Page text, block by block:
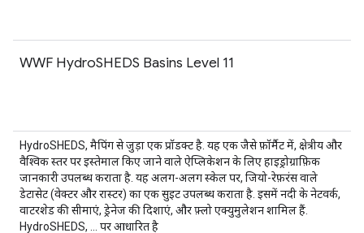
WWF HydroSHEDS Basins Level 11
HydroSHEDS, मैपिंग से जुड़ा एक प्रॉडक्ट है. यह एक जैसे फ़ॉर्मैट में, क्षेत्रीय और
वैश्विक स्तर पर इस्तेमाल किए जाने वाले ऐप्लिकेशन के लिए हाइड्रोग्राफ़िक
जानकारी उपलब्ध कराता है. यह अलग-अलग स्केल पर, जियो-रेफ़रंस वाले
डेटासेट (वेक्टर और रास्टर) का एक सुइट उपलब्ध कराता है. इसमें नदी के नेटवर्क,
वाटरशेड की सीमाएं, ड्रेनेज की दिशाएं, और फ़्लो एक्युमुलेशन शामिल हैं.
HydroSHEDS, … पर आधारित है